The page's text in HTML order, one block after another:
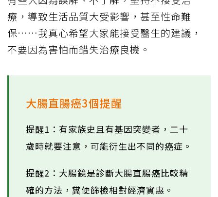
療，導致生活品質大受影響，甚至性命難
保……我真心希望大家能接受醫生的建議，
不要因為害怕而錯失治療良機。
大腸直腸癌3個提醒
提醒1：有家族史且有基因突變者，二十
歲時就要注意，可能衍生出不同的癌症。
提醒2：大腸鏡是診斷大腸直腸癌比較精
確的方法，糞便篩檢相對經濟實惠。